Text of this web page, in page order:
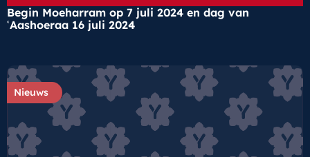
Begin Moeharram op 7 juli 2024 en dag van
ʿAashoeraa 16 juli 2024
Nieuws